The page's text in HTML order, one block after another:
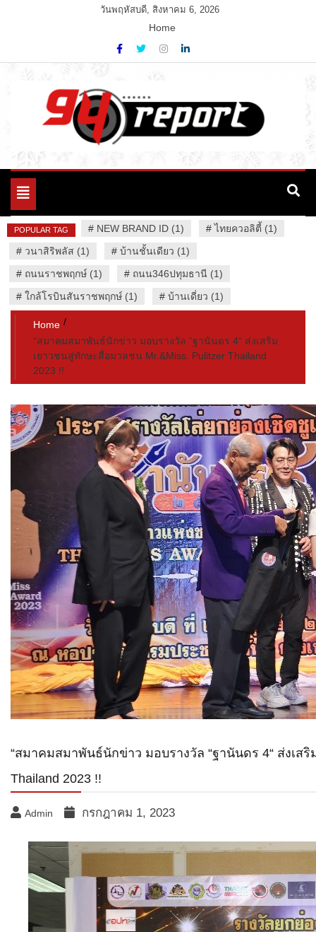
วันพฤหัสบดี, สิงหาคม 6, 2026
Home
94 Report.com
Variety News
Toggle
POPULAR TAG # NEW BRAND ID (1) #ไทยควอลิตี้ (1)
# วนาสิริพลัส (1) # บ้านชั้นเดียว (1)
# ถนนราชพฤกษ์ (1) # ถนน346ปทุมธานี (1)
# ใกล้โรบินสันราชพฤกษ์ (1) # บ้านเดี่ยว (1)
Home
“สมาคมสมาพันธ์นักข่าว มอบรางวัล “ฐานันดร 4“ ส่งเสริม
เยาวชนสู่ทักษะสื่อมวลชน Mr.&Miss. Pulitzer Thailand
2023 !!
“สมาคมสมาพันธ์นักข่าว มอบรางวัล “ฐานันดร 4“ ส่งเส
Thailand 2023 !!
Admin กรกฎาคม 1, 2023